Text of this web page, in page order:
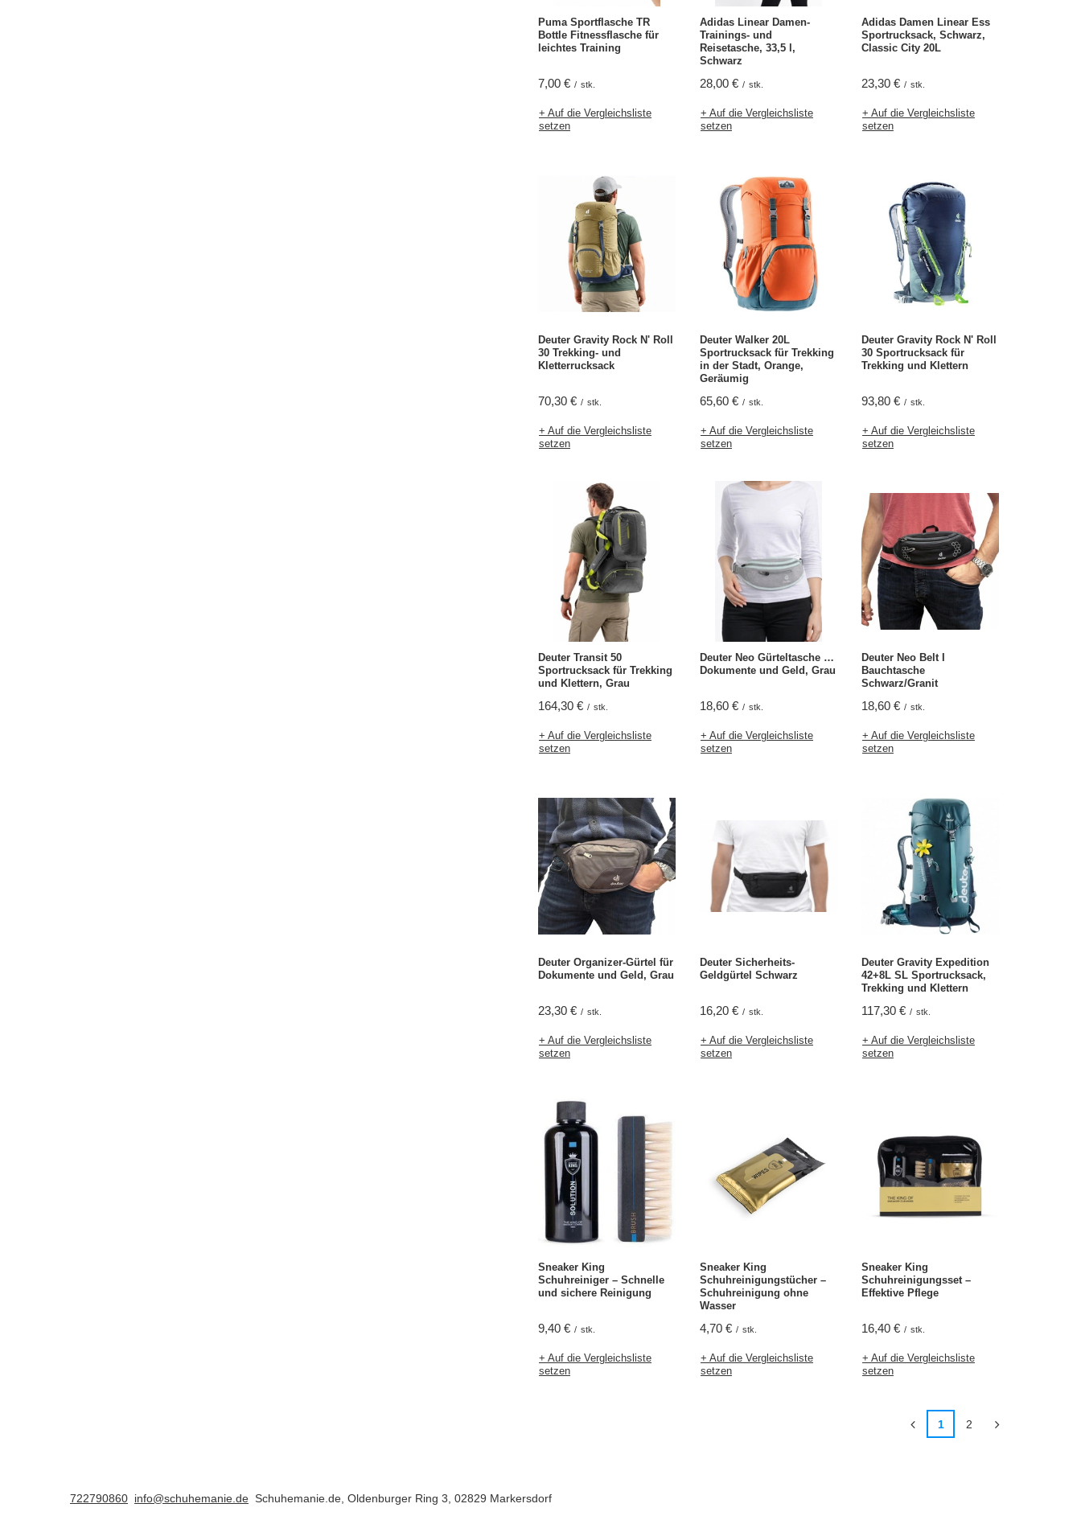
Puma Sportflasche TR
Bottle Fitnessflasche für
leichtes Training
7,00 € / stk.
+ Auf die Vergleichsliste
setzen
Adidas Linear Damen-
Trainings- und
Reisetasche, 33,5 l,
Schwarz
28,00 € / stk.
+ Auf die Vergleichsliste
setzen
Adidas Damen Linear Ess
Sportrucksack, Schwarz,
Classic City 20L
23,30 € / stk.
+ Auf die Vergleichsliste
setzen
Deuter Gravity Rock N' Roll
30 Trekking- und
Kletterrucksack
70,30 € / stk.
+ Auf die Vergleichsliste
setzen
Deuter Walker 20L
Sportrucksack für Trekking
in der Stadt, Orange,
Geräumig
65,60 € / stk.
+ Auf die Vergleichsliste
setzen
Deuter Gravity Rock N' Roll
30 Sportrucksack für
Trekking und Klettern
93,80 € / stk.
+ Auf die Vergleichsliste
setzen
Deuter Transit 50
Sportrucksack für Trekking
und Klettern, Grau
164,30 € / stk.
+ Auf die Vergleichsliste
setzen
Deuter Neo Gürteltasche für
Dokumente und Geld, Grau
18,60 € / stk.
+ Auf die Vergleichsliste
setzen
Deuter Neo Belt I
Bauchtasche
Schwarz/Granit
18,60 € / stk.
+ Auf die Vergleichsliste
setzen
Deuter Organizer-Gürtel für
Dokumente und Geld, Grau
23,30 € / stk.
+ Auf die Vergleichsliste
setzen
Deuter Sicherheits-
Geldgürtel Schwarz
16,20 € / stk.
+ Auf die Vergleichsliste
setzen
Deuter Gravity Expedition
42+8L SL Sportrucksack,
Trekking und Klettern
117,30 € / stk.
+ Auf die Vergleichsliste
setzen
Sneaker King
Schuhreiniger – Schnelle
und sichere Reinigung
9,40 € / stk.
+ Auf die Vergleichsliste
setzen
Sneaker King
Schuhreinigungstücher –
Schuhreinigung ohne
Wasser
4,70 € / stk.
+ Auf die Vergleichsliste
setzen
Sneaker King
Schuhreinigungsset –
Effektive Pflege
16,40 € / stk.
+ Auf die Vergleichsliste
setzen
1 2
722790860 info@schuhemanie.de Schuhemanie.de Oldenburger Ring 3 02829 Markersdorf